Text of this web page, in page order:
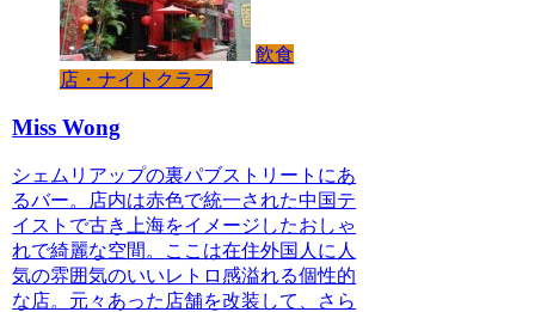
飲食
店・ナイトクラブ
Miss Wong
シェムリアップの裏パブストリートにあ
るバー。店内は赤色で統一された中国テ
イストで古き上海をイメージしたおしゃ
れで綺麗な空間。ここは在住外国人に人
気の雰囲気のいいレトロ感溢れる個性的
な店。元々あった店舗を改装して、さら